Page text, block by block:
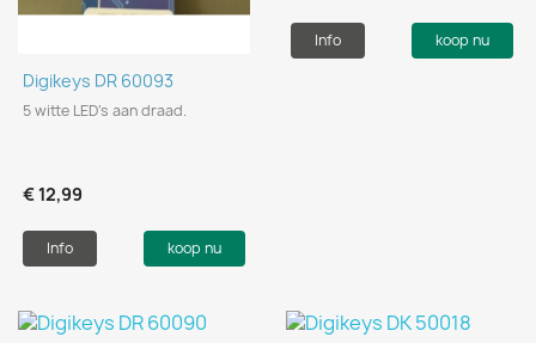
Digikeys DR 60093
5 witte LED's aan draad.
€ 12,99
Info koop nu
Info koop nu